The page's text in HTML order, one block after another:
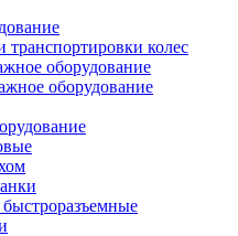
транспортировки колес
оборудование
оборудование